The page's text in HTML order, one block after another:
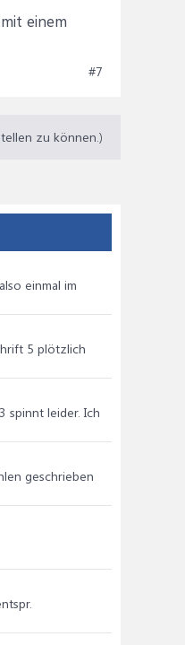
einem
#7
zu können.)
einmal im
5 plötzlich
spinnt leider. Ich
geschrieben